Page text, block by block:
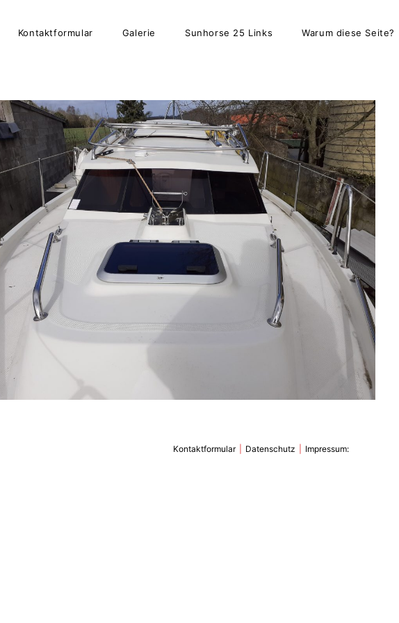
Kontaktformular Galerie Sunhorse 25 Links Warum diese Seite?
Kontaktformular Datenschutz Impressum: